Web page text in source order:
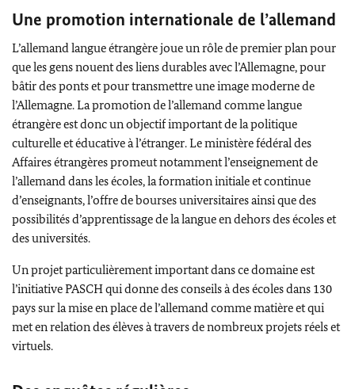
Une promotion internationale de l’allemand
L’allemand langue étrangère joue un rôle de premier plan pour
que les gens nouent des liens durables avec l’Allemagne, pour
bâtir des ponts et pour transmettre une image moderne de
l’Allemagne. La promotion de l’allemand comme langue
étrangère est donc un objectif important de la politique
culturelle et éducative à l’étranger. Le ministère fédéral des
Affaires étrangères promeut notamment l’enseignement de
l’allemand dans les écoles, la formation initiale et continue
d’enseignants, l’offre de bourses universitaires ainsi que des
possibilités d’apprentissage de la langue en dehors des écoles et
des universités.
Un projet particulièrement important dans ce domaine est
l’initiativePASCHqui donne des conseils à des écoles dans 130
pays sur la mise en place de l’allemand comme matière et qui
met en relation des élèves à travers de nombreux projets réels et
virtuels.